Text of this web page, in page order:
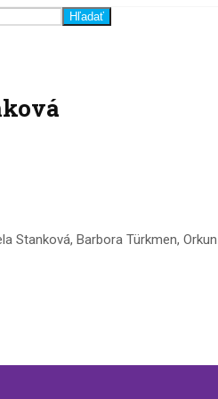
Hľadať
Stanková, Barbora Türkmen,